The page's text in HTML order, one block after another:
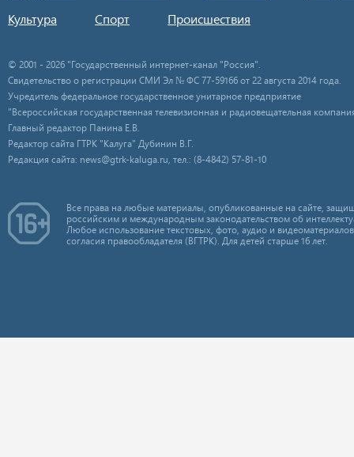
Культура
Спорт Происшествия
© 2001 - 2026 "Государственный интернет-канал "Россия".
Свидетельство о регистрации СМИ Эл № ФС 77-59166 от 22 августа 2014 года.
Учредитель федеральное государственное унитарное предприятие
"Всероссийская государственная телевизионная и радиовещательная
Главный редактор Панина Е.В.
Редактор сайта ГТРК "Калуга" Дубинин В.Г.
Редакция сайта: news@gtrk-kaluga.ru, тел.: (8-4842) 57-81-10
Все права на любые материалы, опубликованные на сайте,
российским и международным законодательством об
Любое использование текстовых, фото, аудио и
согласия правообладателя (ВГТРК). Для детей старше 16 лет.